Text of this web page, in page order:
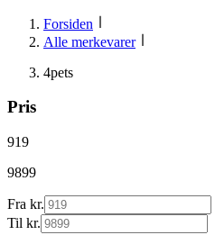
Forsiden
Alle merkevarer
4pets
Pris
919
9899
Fra kr.
Til kr.